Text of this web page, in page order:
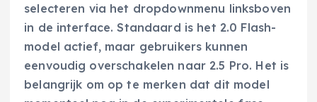
selecteren via het dropdownmenu linksboven
in de interface. Standaard is het 2.0 Flash-
model actief, maar gebruikers kunnen
eenvoudig overschakelen naar 2.5 Pro. Het is
belangrijk om op te merken dat dit model